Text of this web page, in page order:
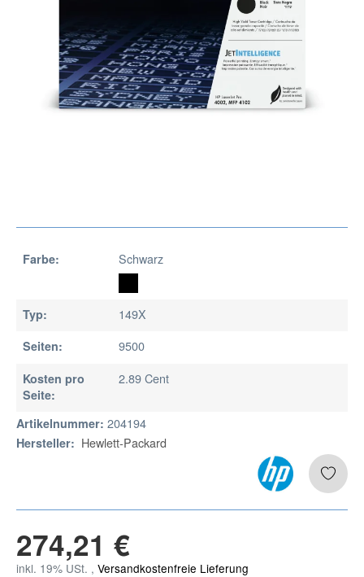
Farbe: Schwarz
Typ: 149X
Seiten: 9500
Kosten pro
Seite:
2.89 Cent
Artikelnummer: 204194
Hersteller: Hewlett-Packard
274,21 €
inkl. 19% USt. , Versandkostenfreie Lieferung